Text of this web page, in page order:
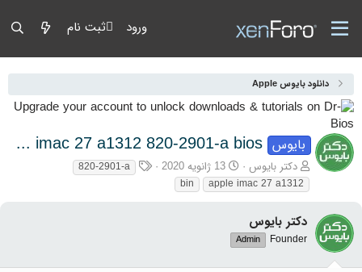
ورود ثبت نام
دانلود بایوس Apple
بایوس apple imac 27 a1312 820-2901-a bios
آغازگر گفتمان
دکتر بایوس تاریخ شروع
13 ژانویه 2020 برچسب‌ها
820-2901-a
apple imac 27 a1312
bin
دکتر بایوس
Founder
Admin